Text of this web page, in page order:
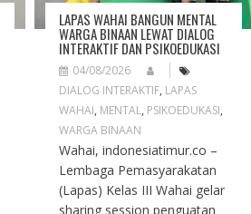
LAPAS WAHAI BANGUN MENTAL
WARGA BINAAN LEWAT DIALOG
INTERAKTIF DAN PSIKOEDUKASI
04/08/2026
DIALOG INTERAKTIF, LAPAS
WAHAI, MENTAL, PSIKOEDUKASI,
WARGA BINAAN
Wahai, indonesiatimur.co –
Lembaga Pemasyarakatan
(Lapas) Kelas III Wahai gelar
sharing session penguatan